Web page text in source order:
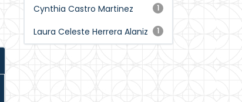
1
Cynthia Castro Martinez
1
Laura Celeste Herrera Alaniz